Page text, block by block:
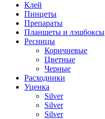
Клей
Пинцеты
Препараты
Планшеты и лэшбоксы
Ресницы
Коричневые
Цветные
Черные
Расходники
Уценка
Silver
Silver
Silver